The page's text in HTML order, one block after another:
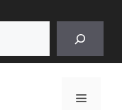
Menu